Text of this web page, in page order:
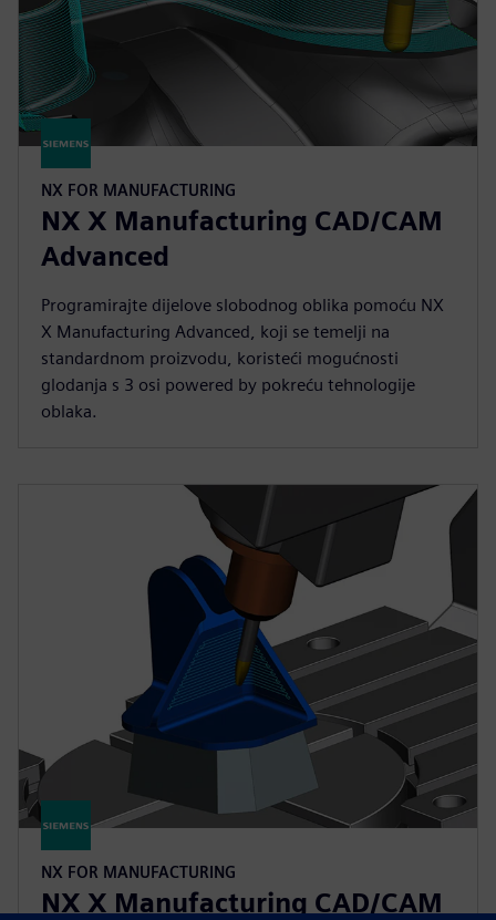
NX FOR MANUFACTURING
NX X Manufacturing CAD/CAM
Advanced
Programirajte dijelove slobodnog oblika pomoću NX
X Manufacturing Advanced, koji se temelji na
standardnom proizvodu, koristeći mogućnosti
glodanja s 3 osi powered by pokreću tehnologije
oblaka.
NX FOR MANUFACTURING
NX X Manufacturing CAD/CAM